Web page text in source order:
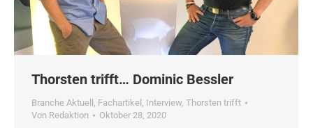
Thorsten trifft… Dominic Bessler
Branche Aktuell Fachartikel Interview Thorsten trifft
Von Redaktion Oktober 28, 2020